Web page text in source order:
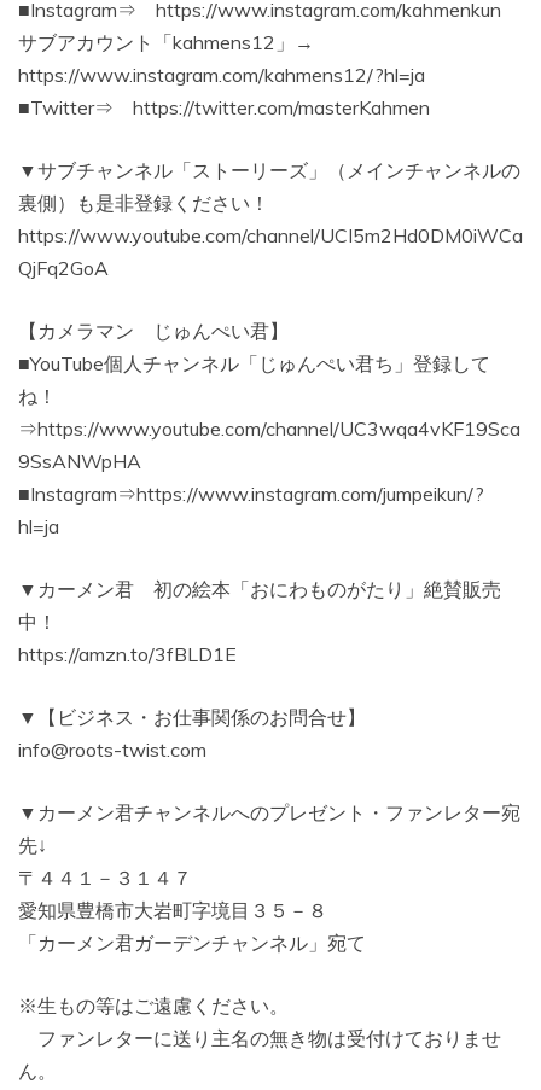
■Instagram⇒ https://www.instagram.com/kahmenkun
サブアカウント「kahmens12」→
https://www.instagram.com/kahmens12/?hl=ja
■Twitter⇒ https://twitter.com/masterKahmen
▼サブチャンネル「ストーリーズ」（メインチャンネルの
裏側）も是非登録ください！
https://www.youtube.com/channel/UCI5m2Hd0DM0iWCa
QjFq2GoA
【カメラマン じゅんぺい君】
■YouTube個人チャンネル「じゅんぺい君ち」登録して
ね！
⇒https://www.youtube.com/channel/UC3wqa4vKF19Sca
9SsANWpHA
■Instagram⇒https://www.instagram.com/jumpeikun/?
hl=ja
▼カーメン君 初の絵本「おにわものがたり」絶賛販売
中！
https://amzn.to/3fBLD1E
▼【ビジネス・お仕事関係のお問合せ】
info@roots-twist.com
▼カーメン君チャンネルへのプレゼント・ファンレター宛
先↓
〒４４１－３１４７
愛知県豊橋市大岩町字境目３５－８
「カーメン君ガーデンチャンネル」宛て
※生もの等はご遠慮ください。
ファンレターに送り主名の無き物は受付けておりませ
ん。